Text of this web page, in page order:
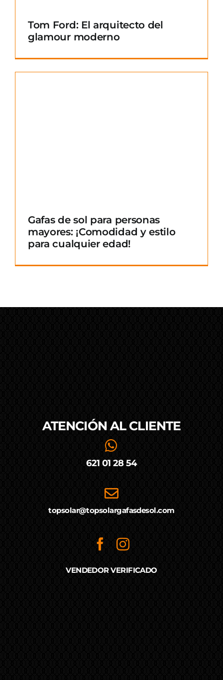
Tom Ford: El arquitecto del
glamour moderno
Gafas de sol para personas
mayores: ¡Comodidad y estilo
para cualquier edad!
ATENCIÓN AL CLIENTE
621 01 28 54
topsolar@topsolargafasdesol.com
VENDEDOR VERIFICADO